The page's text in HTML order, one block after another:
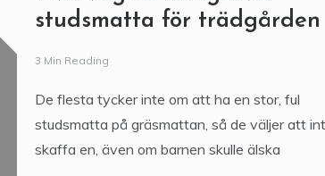
Överväg en nedgrävd
studsmatta för trädgården
3 Min Reading